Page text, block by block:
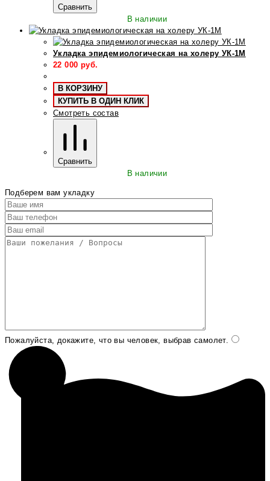
Сравнить
В наличии
Укладка эпидемиологическая на холеру УК-1М
22 000 руб.
В КОРЗИНУ
КУПИТЬ В ОДИН КЛИК
Смотреть состав
Сравнить
В наличии
Подберем вам укладку
Пожалуйста, докажите, что вы человек, выбрав самолет.